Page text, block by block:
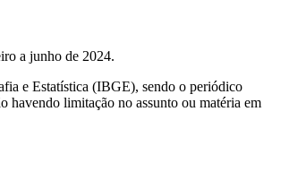
a junho de 2024.
e Estatística (IBGE), sendo o periódico
havendo limitação no assunto ou matéria em